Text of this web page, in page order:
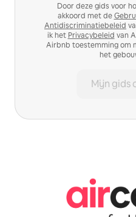
Door deze gids voor
akkoord met de
Antidiscriminatiebeleid
ik het Privacybeleid van
Airbnb toestemming om
het
Mijn gids